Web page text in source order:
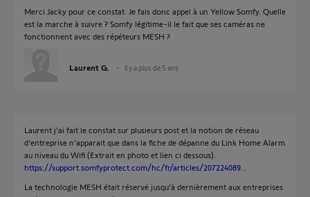
Merci Jacky pour ce constat. Je fais donc appel à un Yellow Somfy. Quelle
est la marche à suivre ? Somfy légitime-il le fait que ses caméras ne
fonctionnent avec des répéteurs MESH ?
Laurent G. il y a plus de 5 ans
Laurent j'ai fait le constat sur plusieurs post et la notion de réseau
d'entreprise n'apparait que dans la fiche de dépanne du Link Home Alarm
au niveau du Wifi (Extrait en photo et lien ci dessous).
https://support.somfyprotect.com/hc/fr/articles/207224089...
La technologie MESH était réservé jusqu'à dernièrement aux entreprises